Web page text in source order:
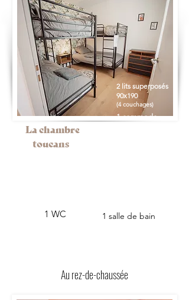
La chambre
toucans
1 commode
2 lits superposés
90x190
(4 couchages)
1 WC 1 salle de bain
Au rez-de-chaussée